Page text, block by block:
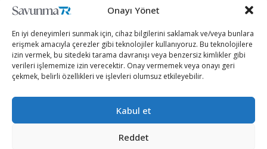
Onayı Yönet
En iyi deneyimleri sunmak için, cihaz bilgilerini saklamak ve/veya bunlara
erişmek amacıyla çerezler gibi teknolojiler kullanıyoruz. Bu teknolojilere
izin vermek, bu sitedeki tarama davranışı veya benzersiz kimlikler gibi
verileri işlememize izin verecektir. Onay vermemek veya onayı geri
çekmek, belirli özellikleri ve işlevleri olumsuz etkileyebilir.
Kabul et
Reddet
Derin teknoloji uygulamaları, inovasyon yönetimi ve enerji
pazarda farklı şirketlerde yönetim kurulu üyelikleri...
ASELSAN Süper İletken Kuantum İşlemci
Birimi Geliştirecek
81 İlin Güvenliği ASELSAN’ın Yapay Zeka